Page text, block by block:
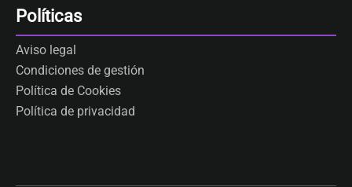
Políticas
Aviso legal
Condiciones de gestión
Política de Cookies
Política de privacidad